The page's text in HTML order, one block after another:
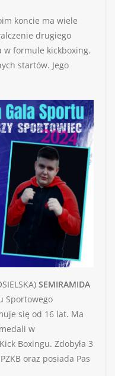
koncie ma wiele
drugiego
w formule kickboxing.
startów. Jego
SEMIRAMIDA
Sportowego
się od 16 lat. Ma
w
Boxingu. Zdobyła 3
oraz posiada Pas